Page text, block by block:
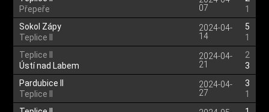
Přepeře
07
1
Sokol Zápy
Teplice II
2024-04-
14
5
1
Teplice II
Ústí nad Labem
2024-04-
21
2
3
Pardubice II
Teplice II
2024-04-
27
3
1